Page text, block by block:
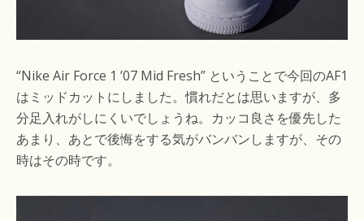
“Nike Air Force 1 ’07 Mid Fresh” ということで今回のAF1
はミッドカットにしました。慣れだとは思いますが、多
分足入れがしにくいでしょうね。カッコ良さを優先した
あまり、あとで後悔をする気がバンバンしますが、その
時はその時です。